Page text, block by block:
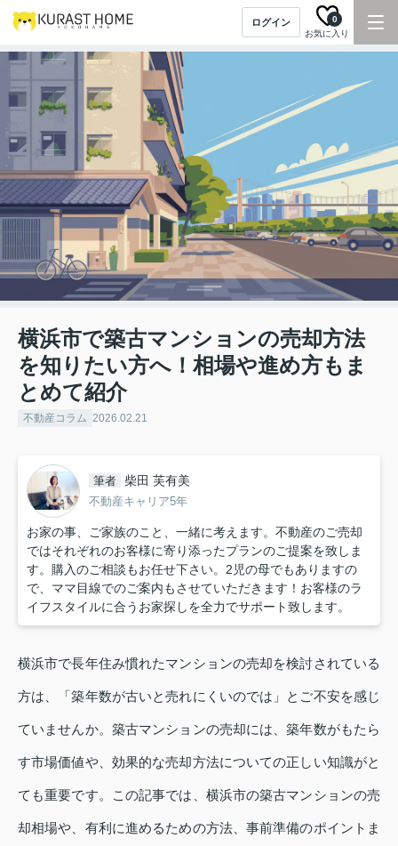
ログイン
お気に入り
0
横浜市で築古マンションの売却方法
を知りたい方へ！相場や進め方もま
とめて紹介
不動産コラム 2026.02.21
筆者 柴田 芙有美
不動産キャリア5年
お家の事、ご家族のこと、一緒に考えます。不動産のご売却
ではそれぞれのお客様に寄り添ったプランのご提案を致しま
す。購入のご相談もお任せ下さい。2児の母でもありますの
で、ママ目線でのご案内もさせていただきます！お客様のラ
イフスタイルに合うお家探しを全力でサポート致します。
横浜市で長年住み慣れたマンションの売却を検討されている
方は、「築年数が古いと売れにくいのでは」とご不安を感じ
ていませんか。築古マンションの売却には、築年数がもたら
す市場価値や、効果的な売却方法についての正しい知識がと
ても重要です。この記事では、横浜市の築古マンションの売
却相場や、有利に進めるための方法、事前準備のポイントま